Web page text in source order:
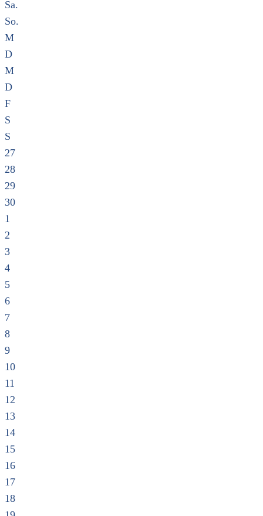
Sa.
So.
M
D
M
D
F
S
S
27
28
29
30
1
2
3
4
5
6
7
8
9
10
11
12
13
14
15
16
17
18